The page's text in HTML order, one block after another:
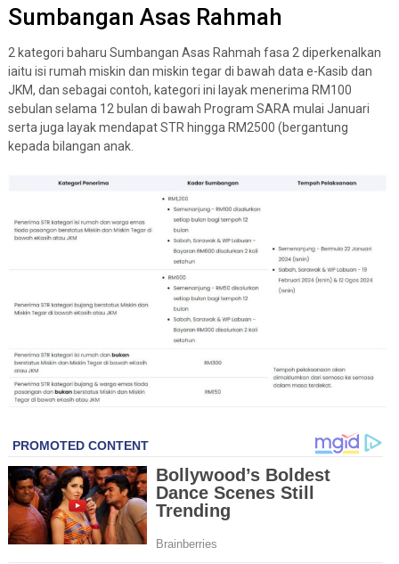
Sumbangan Asas Rahmah
2 kategori baharu Sumbangan Asas Rahmah fasa 2 diperkenalkan
iaitu isi rumah miskin dan miskin tegar di bawah data e-Kasib dan
JKM, dan sebagai contoh, kategori ini layak menerima RM100
sebulan selama 12 bulan di bawah Program SARA mulai Januari
serta juga layak mendapat STR hingga RM2500 (bergantung
kepada bilangan anak.